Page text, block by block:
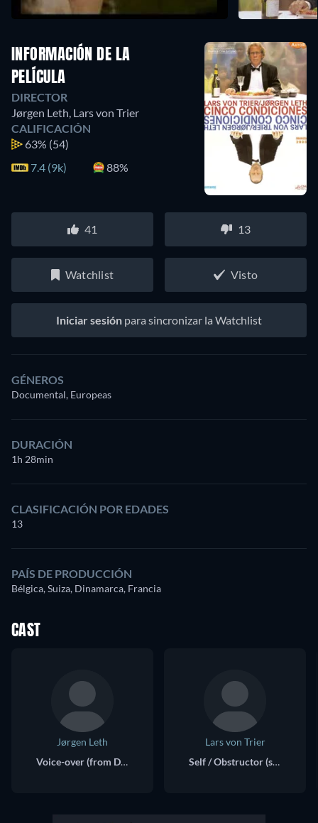
INFORMACIÓN DE LA
PELÍCULA
DIRECTOR
Jørgen Leth Lars von Trier
CALIFICACIÓN
63% (54)
7.4 (9k)
88%
41 13
Watchlist Visto
Iniciar sesión para sincronizar la Watchlist
GÉNEROS
Documental, Europeas
DURACIÓN
1h 28min
CLASIFICACIÓN POR EDADES
13
PAÍS DE PRODUCCIÓN
Bélgica, Suiza, Dinamarca, Francia
CAST
Jørgen Leth
Voice-over (from Det perfekte menneske) / Self - Director / +
Lars von Trier
Self / Obstructor (segment "The Conversations")